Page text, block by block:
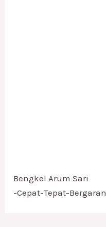
Bengkel Arum Sari
-Cepat-Tepat-